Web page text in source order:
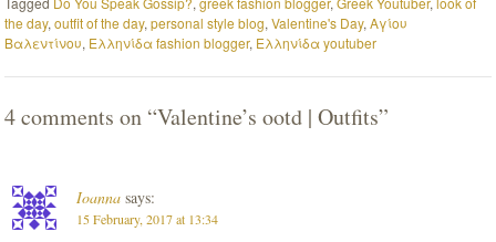
the day,outfit of the day,personal style blog,Valentine's Day,Αγίου
Βαλεντίνου, Ελληνίδα fashion blogger, Ελληνίδα youtuber
4 comments on “Valentine’s ootd | Outfits”
Ioanna says:
15 February, 2017 at 13:34